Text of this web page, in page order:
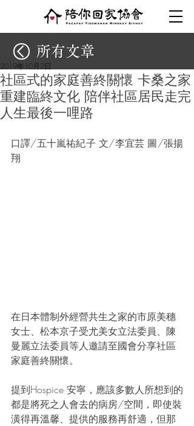
社區式的家庭善終關懷 卡桑之家
重建臨終文化 陪伴社區居民走完
人生最後一哩路
2019年10月2日
口譯/五十嵐祐紀子 文/李宜芸 圖/張揚
翔
在日本體制外經營共生之家的市原美穗
女士、松本京子受尤美女立法委員、陳
曼麗立法委員等人邀請至國會分享社區
家庭善終關懷。
提到Hospice 安寧，應該多數人所想到的
都是將死之人會去的病房/空間，即使裝
潢得再溫馨、提供的服務再舒適，但那
所有文章